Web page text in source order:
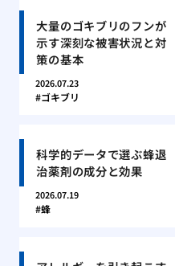
大量のゴキブリのフンが
示す深刻な被害状況と対
策の基本
2026.07.23
ゴキブリ
科学的データで選ぶ蜂退
治薬剤の成分と効果
2026.07.19
蜂